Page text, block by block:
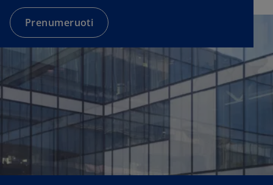
Prenumeruoti
n
a
n
e
w
a
b